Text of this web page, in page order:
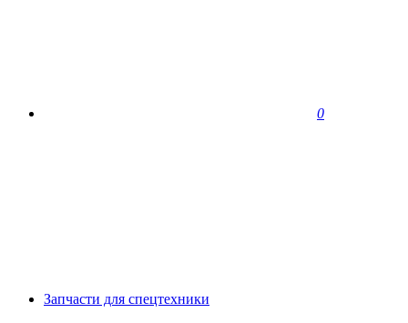
0
Запчасти для спецтехники